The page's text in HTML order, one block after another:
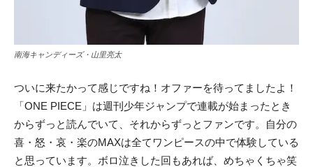
南海キャンディーズ・山里亮太
ついに来たかって感じですね！オファーを待ってましたよ！
「ONE PIECE」は週刊少年ジャンプで連載が始まったとき
からずっと読んでいて、それからずっとファンです。自分の
喜・怒・哀・楽のMAXは全てワンピースの中で体験している
と思っています。ボロ泣きした回もあれば、めちゃくちゃ笑